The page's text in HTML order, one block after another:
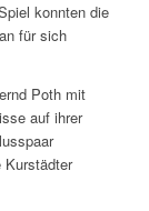
konnten die
für sich
Poth mit
auf ihrer
ar
Kurstädter